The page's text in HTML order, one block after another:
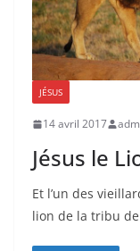
JÉSUS
14 avril 2017
Jésus le
Et l’un des
lion de la tribu de